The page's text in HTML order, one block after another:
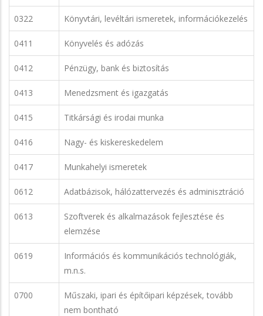
0322 Könyvtári, levéltári ismeretek, információkezelés
0411 Könyvelés és adózás
0412 Pénzügy, bank és biztosítás
0413 Menedzsment és igazgatás
0415 Titkársági és irodai munka
0416 Nagy- és kiskereskedelem
0417 Munkahelyi ismeretek
0612 Adatbázisok, hálózattervezés és adminisztráció
0613
Szoftverek és alkalmazások fejlesztése és
elemzése
0619
Információs és kommunikációs technológiák,
m.n.s.
0700
Műszaki, ipari és építőipari képzések, tovább
nem bontható